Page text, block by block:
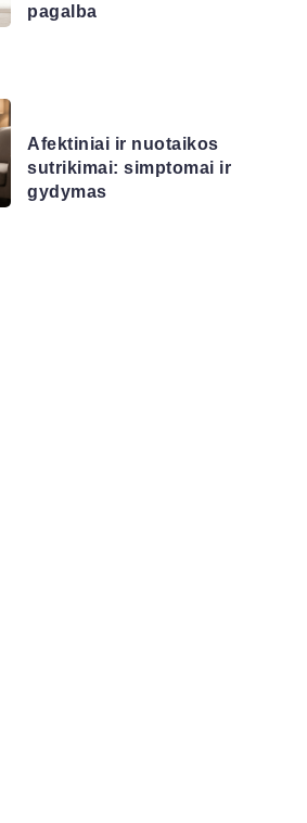
pagalba
Afektiniai ir nuotaikos
sutrikimai: simptomai ir
gydymas